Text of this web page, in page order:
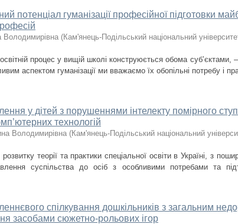
потенціал гуманізації професійної підготовки
Володимирівна (Кам'янець-Подільський національний
процес у вищій школі конструюється обома суб’єктами,
аспектом гуманізації ми вважаємо їх обопільні потребу і
у дітей з порушеннями інтелекту помірного
технологій
Володимирівна (Кам'янець-Подільський національний
теорії та практики спеціальної освіти в Україні, з
суспільства до осіб з особливими потребами та
спілкування дошкільників з загальним
засобами сюжетно-рольових ігор